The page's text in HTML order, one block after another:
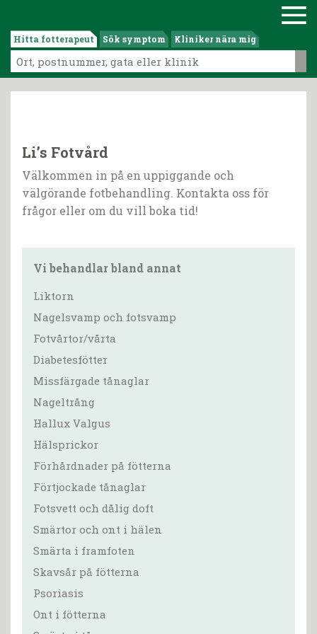
Hitta fotterapeut Sök symptom Kliniker nära mig
Li’s Fotvård
Välkommen in på en uppiggande och
välgörande fotbehandling. Kontakta oss för
frågor eller om du vill boka tid!
Vi behandlar bland annat
Liktorn
Nagelsvamp och fotsvamp
Fotvårtor/vårta
Diabetesfötter
Missfärgade tånaglar
Nageltrång
Hallux Valgus
Hälsprickor
Förhårdnader på fötterna
Förtjockade tånaglar
Fotsvett och dålig doft
Smärtor och ont i hälen
Smärta i framfoten
Skavsår på fötterna
Psoriasis
Ont i fötterna